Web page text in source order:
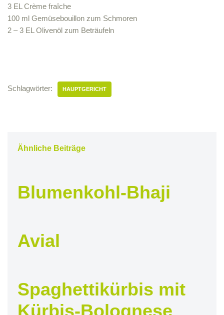
3 EL Crème fraîche
100 ml Gemüsebouillon zum Schmoren
2 – 3 EL Olivenöl zum Beträufeln
Schlagwörter: HAUPTGERICHT
Ähnliche Beiträge
Blumenkohl-Bhaji
Avial
Spaghettikürbis mit
Kürbis-Bolognese